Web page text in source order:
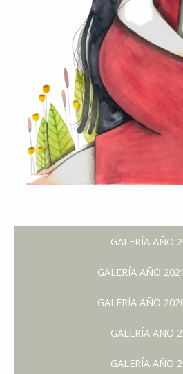
GALERÍA AÑO
GALERÍA AÑO
GALERÍA AÑO
GALERÍA AÑO
GALERÍA AÑO